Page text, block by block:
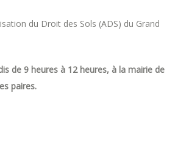
du Droit des Sols (ADS) du Grand
de 9 heures à 12 heures, à la mairie de
paires.